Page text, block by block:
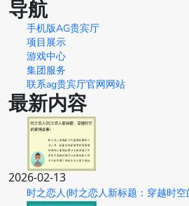
导航
手机版AG贵宾厅
项目展示
游戏中心
集团服务
联系ag贵宾厅官网网站
最新内容
2026-02-13
时之恋人(时之恋人新标题：穿越时空